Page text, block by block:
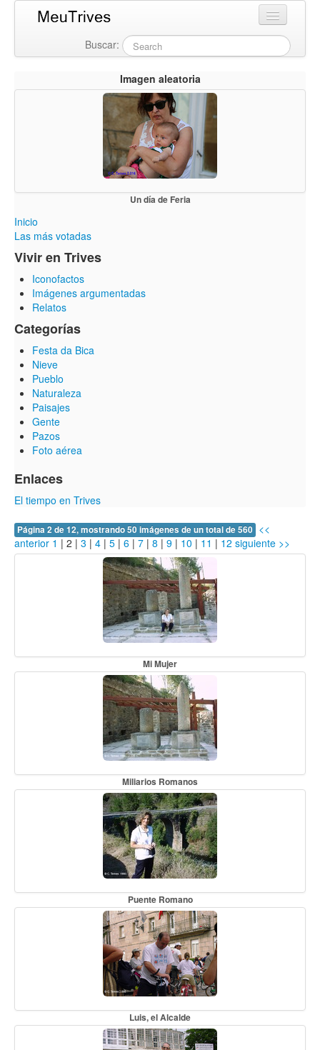
Buscar:
Imagen aleatoria
Un día de Feria
Inicio
Las más votadas
Vivir en Trives
Iconofactos
Imágenes argumentadas
Relatos
Categorías
Festa da Bica
Nieve
Pueblo
Naturaleza
Paisajes
Gente
Pazos
Foto aérea
Enlaces
El tiempo en Trives
Página 2 de 12, mostrando 50 imágenes de un total de 560 <<
anterior 1 | 2 | 3 | 4 | 5 | 6 | 7 | 8 | 9 | 10 | 11 | 12 siguiente >>
Mi Mujer
Miliarios Romanos
Puente Romano
Luis, el Alcalde